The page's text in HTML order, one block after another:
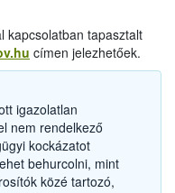
kapcsolatban tapasztalt
címen jelezhetőek.
igazolatlan
nem rendelkező
kockázatot
behurcolni, mint
közé tartozó,